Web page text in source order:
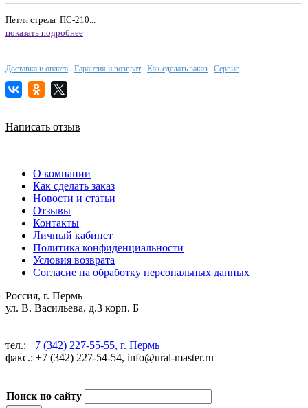
Петля стрела ПС-210...
показать подробнее
Доставка и оплата Гарантия и возврат Как сделать заказ Сервис
Написать отзыв
О компании
Как сделать заказ
Новости и статьи
Отзывы
Контакты
Личный кабинет
Политика конфиденциальности
Условия возврата
Согласие на обработку персональных данных
Россия, г. Пермь
ул. В. Васильева, д.3 корп. Б
тел.: +7 (342) 227-55-55, г. Пермь
факс.: +7 (342) 227-54-54, info@ural-master.ru
Поиск по сайту